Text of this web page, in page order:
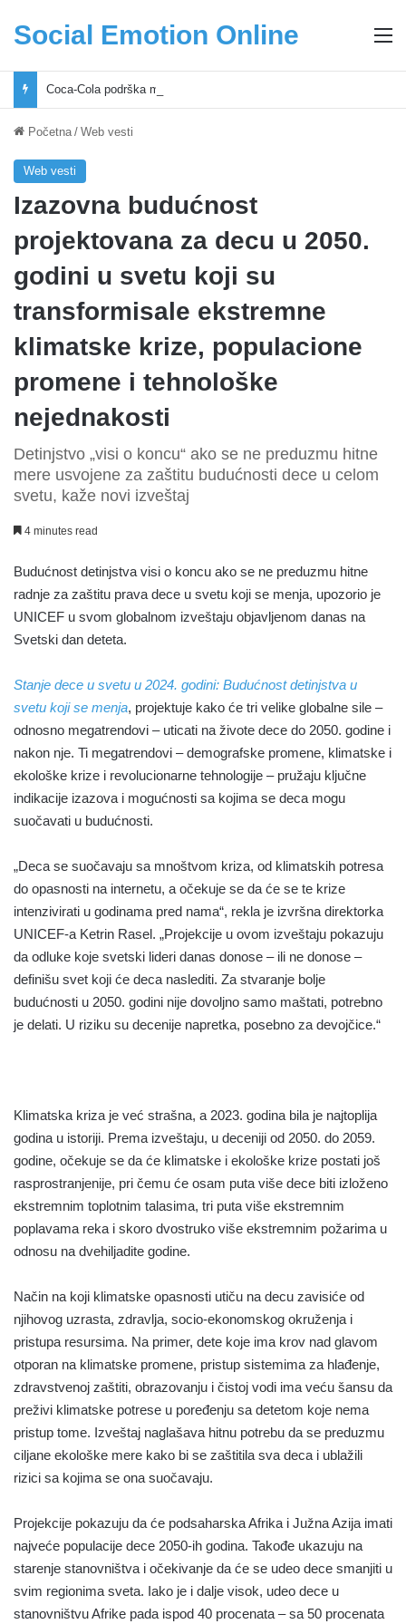
Social Emotion Online
Početna / Web vesti
Web vesti
Izazovna budućnost
projektovana za decu u 2050.
godini u svetu koji su
transformisale ekstremne
klimatske krize, populacione
promene i tehnološke
nejednakosti
Detinjstvo „visi o koncu“ ako se ne preduzmu hitne
mere usvojene za zaštitu budućnosti dece u celom
svetu, kaže novi izveštaj
4 minutes read
Budućnost detinjstva visi o koncu ako se ne preduzmu hitne
radnje za zaštitu prava dece u svetu koji se menja, upozorio je
UNICEF u svom globalnom izveštaju objavljenom danas na
Svetski dan deteta.
Stanje dece u svetu u 2024. godini: Budućnost detinjstva u
svetu koji se menja, projektuje kako će tri velike globalne sile –
odnosno megatrendovi – uticati na živote dece do 2050. godine i
nakon nje. Ti megatrendovi – demografske promene, klimatske i
ekološke krize i revolucionarne tehnologije – pružaju ključne
indikacije izazova i mogućnosti sa kojima se deca mogu
suočavati u budućnosti.
„Deca se suočavaju sa mnoštvom kriza, od klimatskih potresa
do opasnosti na internetu, a očekuje se da će se te krize
intenzivirati u godinama pred nama“, rekla je izvršna direktorka
UNICEF-a Ketrin Rasel. „Projekcije u ovom izveštaju pokazuju
da odluke koje svetski lideri danas donose – ili ne donose –
definišu svet koji će deca naslediti. Za stvaranje bolje
budućnosti u 2050. godini nije dovoljno samo maštati, potrebno
je delati. U riziku su decenije napretka, posebno za devojčice.“
Klimatska kriza je već strašna, a 2023. godina bila je najtoplija
godina u istoriji. Prema izveštaju, u deceniji od 2050. do 2059.
godine, očekuje se da će klimatske i ekološke krize postati još
rasprostranjenije, pri čemu će osam puta više dece biti izloženo
ekstremnim toplotnim talasima, tri puta više ekstremnim
poplavama reka i skoro dvostruko više ekstremnim požarima u
odnosu na dvehiljadite godine.
Način na koji klimatske opasnosti utiču na decu zavisiće od
njihovog uzrasta, zdravlja, socio-ekonomskog okruženja i
pristupa resursima. Na primer, dete koje ima krov nad glavom
otporan na klimatske promene, pristup sistemima za hlađenje,
zdravstvenoj zaštiti, obrazovanju i čistoj vodi ima veću šansu da
preživi klimatske potrese u poređenju sa detetom koje nema
pristup tome. Izveštaj naglašava hitnu potrebu da se preduzmu
ciljane ekološke mere kako bi se zaštitila sva deca i ublažili
rizici sa kojima se ona suočavaju.
Projekcije pokazuju da će podsaharska Afrika i Južna Azija imati
najveće populacije dece 2050-ih godina. Takođe ukazuju na
starenje stanovništva i očekivanje da će se udeo dece smanjiti u
svim regionima sveta. Iako je i dalje visok, udeo dece u
stanovništvu Afrike pada ispod 40 procenata – sa 50 procenata